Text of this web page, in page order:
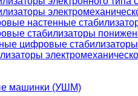
настенные
стабилизаторы
цифровые стабилизаторы
машинки (УШМ)